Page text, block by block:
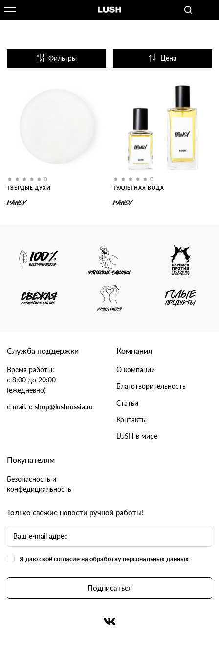
Фильтры Цена
0
ТВЕРДЫЕ ДУХИ
PANSY
0
ТУАЛЕТНАЯ ВОДА
PANSY
Служба поддержки
Время работы:
с 8:00 до 20:00
(ежедневно)
e-mail: e-shop@lushrussia.ru
Компания
О компании
Благотворительность
Статьи
Контакты
LUSH в мире
Покупателям
Безопасность и
конфедициальность
Только свежие новости ручной работы!
Я даю своё согласие на обработку персональных данных
Подписаться